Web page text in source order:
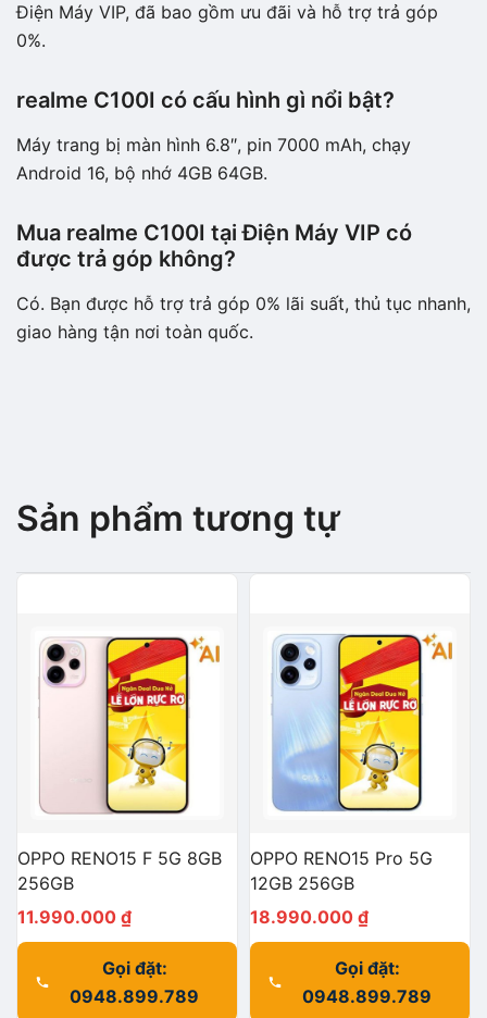
Điện Máy VIP, đã bao gồm ưu đãi và hỗ trợ trả góp
0%.
realme C100I có cấu hình gì nổi bật?
Máy trang bị màn hình 6.8″, pin 7000 mAh, chạy
Android 16, bộ nhớ 4GB 64GB.
Mua realme C100I tại Điện Máy VIP có
được trả góp không?
Có. Bạn được hỗ trợ trả góp 0% lãi suất, thủ tục nhanh,
giao hàng tận nơi toàn quốc.
Sản phẩm tương tự
OPPO RENO15 F 5G 8GB
256GB
11.990.000 ₫
Gọi đặt:
0948.899.789
OPPO RENO15 Pro 5G
12GB 256GB
18.990.000 ₫
Gọi đặt:
0948.899.789